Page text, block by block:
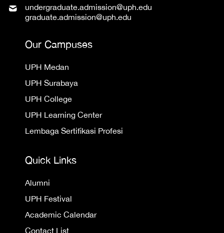
undergraduate.admission@uph.edu
graduate.admission@uph.edu
Our Campuses
UPH Medan
UPH Surabaya
UPH College
UPH Learning Center
Lembaga Sertifikasi Profesi
Quick Links
Alumni
UPH Festival
Academic Calendar
Contact List